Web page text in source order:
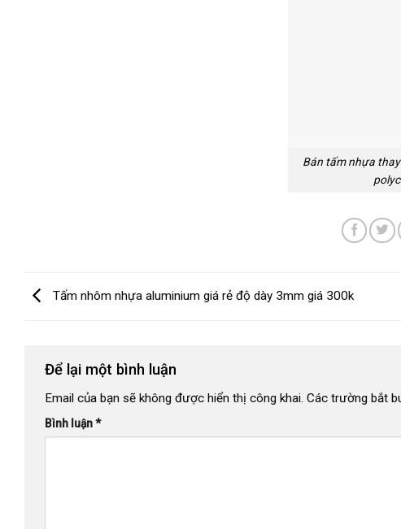
Bán tấm nhựa
Tấm nhôm nhựa aluminium giá rẻ độ dày 3mm giá 300k
Để lại một bình luận
Email của bạn sẽ không được hiển thị công khai. Các trường bắt
Bình luận*